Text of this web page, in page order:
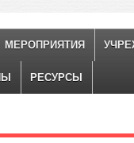
МЕРОПРИЯТИЯ
РЕСУРСЫ